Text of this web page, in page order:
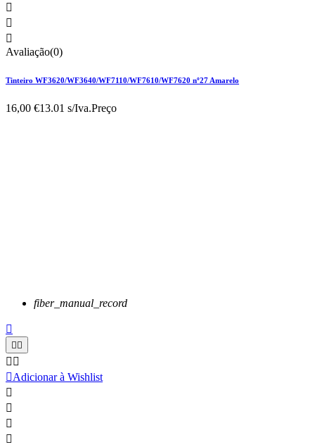



Avaliação(0)
Tinteiro WF3620/WF3640/WF7110/WF7610/WF7620 nº27 Amarelo
16,00 €13.01 s/Iva.Preço
fiber_manual_record

 
 
Adicionar à Wishlist



